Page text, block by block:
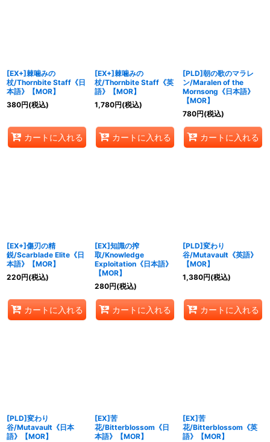
[EX+]棘噛みの
杖/Thornbite Staff《日
本語》【MOR】
380円(税込)
カートに入れる
[EX+]棘噛みの
杖/Thornbite Staff《英
語》【MOR】
1,780円(税込)
カートに入れる
[PLD]朝の歌のマラレ
ン/Maralen of the
Mornsong《日本語》
【MOR】
780円(税込)
カートに入れる
[EX+]傷刃の精
鋭/Scarblade Elite《日
本語》【MOR】
220円(税込)
カートに入れる
[EX]知識の搾
取/Knowledge
Exploitation《日本語》
【MOR】
280円(税込)
カートに入れる
[PLD]変わり
谷/Mutavault《英語》
【MOR】
1,380円(税込)
カートに入れる
[PLD]変わり
谷/Mutavault《日本
語》【MOR】
[EX]苦
花/Bitterblossom《日
本語》【MOR】
[EX]苦
花/Bitterblossom《英
語》【MOR】